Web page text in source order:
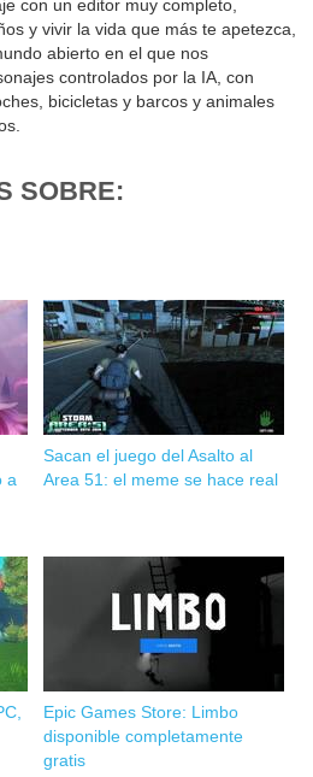
con un editor muy completo,
y vivir la vida que más te apetezca,
abierto en el que nos
controlados por la IA, con
bicicletas y barcos y animales
SOBRE:
a
Sacan el juego del Asalto al
Area 51: el meme se hace real
Epic Games Store: Limbo
disponible completamente
gratis